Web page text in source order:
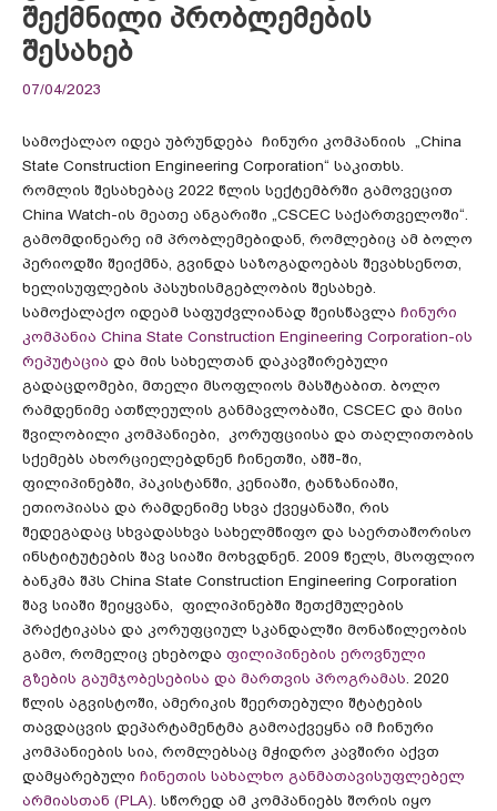
შექმნილი პრობლემების
შესახებ
07/04/2023
სამოქალაო იდეა უბრუნდება ჩინური კომპანიის „China
State Construction Engineering Corporation“ საკითხს.
რომლის შესახებაც 2022 წლის სექტემბრში გამოვეცით
China Watch-ის მეათე ანგარიში „CSCEC საქართველოში“.
გამომდინეარე იმ პრობლემებიდან, რომლებიც ამ ბოლო
პერიოდში შეიქმნა, გვინდა საზოგადოებას შევახსენოთ,
ხელისუფლების პასუხისმგებლობის შესახებ.
სამოქალაქო იდეამ საფუძვლიანად შეისწავლა ჩინური
კომპანია China State Construction Engineering Corporation-ის
რეპუტაცია და მის სახელთან დაკავშირებული
გადაცდომები, მთელი მსოფლიოს მასშტაბით. ბოლო
რამდენიმე ათწლეულის განმავლობაში, CSCEC და მისი
შვილობილი კომპანიები, კორუფციისა და თაღლითობის
სქემებს ახორციელებდნენ ჩინეთში, აშშ-ში,
ფილიპინებში, პაკისტანში, კენიაში, ტანზანიაში,
ეთიოპიასა და რამდენიმე სხვა ქვეყანაში, რის
შედეგადაც სხვადასხვა სახელმწიფო და საერთაშორისო
ინსტიტუტების შავ სიაში მოხვდნენ. 2009 წელს, მსოფლიო
ბანკმა შპს China State Construction Engineering Corporation
შავ სიაში შეიყვანა, ფილიპინებში შეთქმულების
პრაქტიკასა და კორუფციულ სკანდალში მონაწილეობის
გამო, რომელიც ეხებოდა ფილიპინების ეროვნული
გზების გაუმჯობესებისა და მართვის პროგრამას. 2020
წლის აგვისტოში, ამერიკის შეერთებული შტატების
თავდაცვის დეპარტამენტმა გამოაქვეყნა იმ ჩინური
კომპანიების სია, რომლებსაც მჭიდრო კავშირი აქვთ
დამყარებული ჩინეთის სახალხო განმათავისუფლებელ
არმიასთან (PLA). სწორედ ამ კომპანიებს შორის იყო